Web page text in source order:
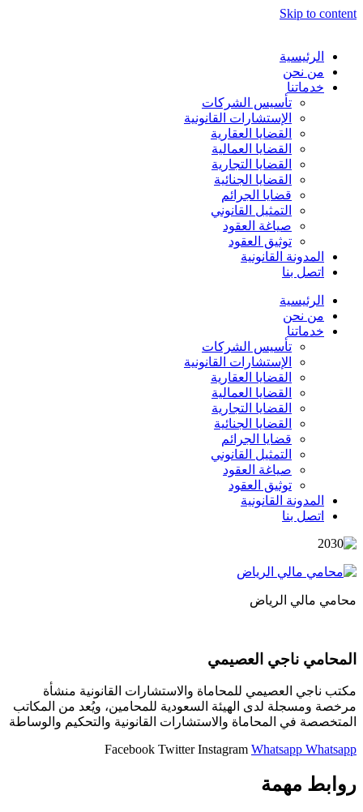
Skip to content
الرئيسية
من نحن
خدماتنا
تأسيس الشركات
الإستشارات القانونية
القضايا العقارية
القضايا العمالية
القضايا التجارية
القضايا الجنائية
قضايا الجرائم
التمثيل القانوني
صياغة العقود
توثيق العقود
المدونة القانونية
اتصل بنا
الرئيسية
من نحن
خدماتنا
تأسيس الشركات
الإستشارات القانونية
القضايا العقارية
القضايا العمالية
القضايا التجارية
القضايا الجنائية
قضايا الجرائم
التمثيل القانوني
صياغة العقود
توثيق العقود
المدونة القانونية
اتصل بنا
محامي مالي الرياض
المحامي ناجي العصيمي
مكتب ناجي العصيمي للمحاماة والاستشارات القانونية منشأة
مرخصة ومسجلة لدى الهيئة السعودية للمحامين، ويُعد من المكاتب
المتخصصة في المحاماة والاستشارات القانونية والتحكيم والوساطة
Facebook Twitter Instagram Whatsapp Whatsapp
روابط مهمة